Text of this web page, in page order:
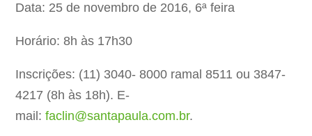
Data: 25 de novembro de 2016, 6ª feira
Horário: 8h às 17h30
Inscrições: (11) 3040- 8000 ramal 8511 ou 3847-
4217 (8h às 18h). E-
mail:faclin@santapaula.com.br.